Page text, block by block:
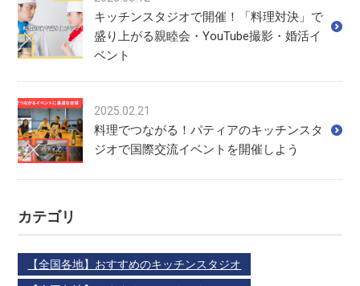
キッチンスタジオで開催！「料理対決」で
盛り上がる親睦会・YouTube撮影・婚活イ
ベント
2025.02.21
料理でつながる！パティアのキッチンスタ
ジオで国際交流イベントを開催しよう
カテゴリ
【全国各地】おすすめのキッチンスタジオ